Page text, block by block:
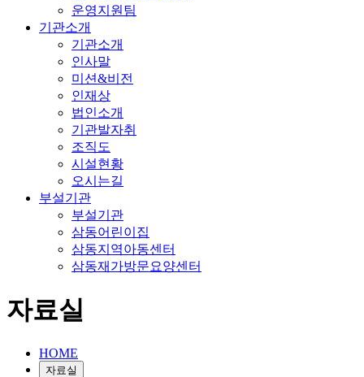
운영지원팀
기관소개
기관소개
인사말
미션&비전
인재상
법인소개
기관발자취
조직도
시설현황
오시는길
부설기관
부설기관
삼동어린이집
삼동지역아동센터
삼동재가방문요양센터
자료실
HOME
자료실